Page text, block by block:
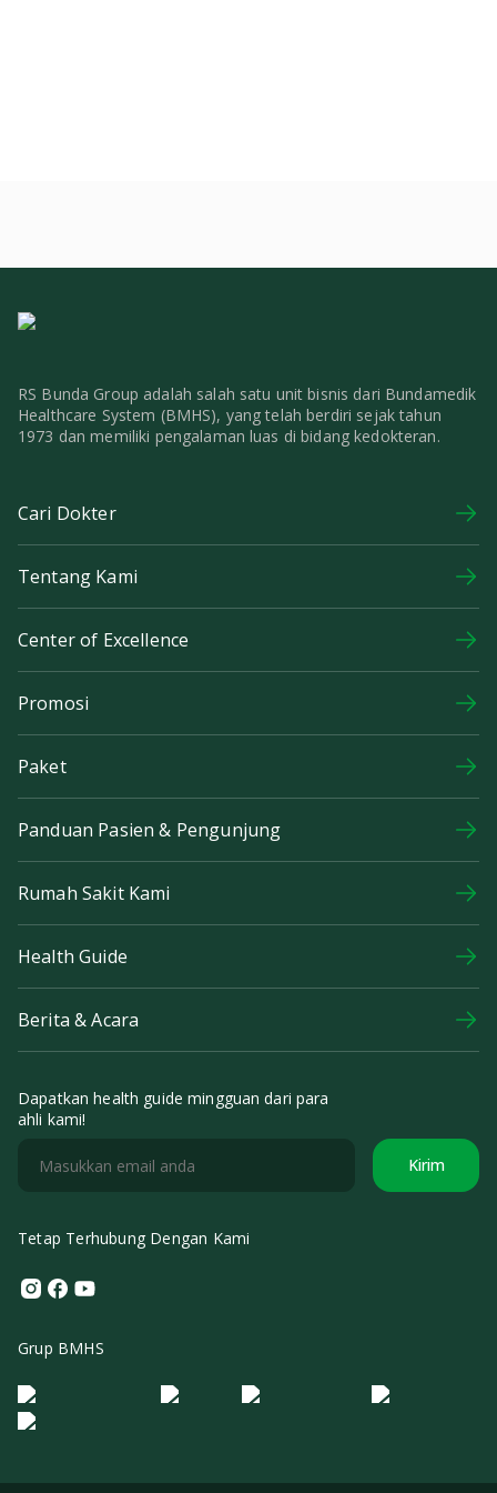
RS Bunda Group adalah salah satu unit bisnis dari Bundamedik
Healthcare System (BMHS), yang telah berdiri sejak tahun
1973 dan memiliki pengalaman luas di bidang kedokteran.
Cari Dokter
Tentang Kami
Center of Excellence
Promosi
Paket
Panduan Pasien & Pengunjung
Rumah Sakit Kami
Health Guide
Berita & Acara
Dapatkan health guide mingguan dari para
ahli kami!
Kirim
Tetap Terhubung Dengan Kami
Instagram
Facebook
Youtube
Grup BMHS
Logo Morula IFV Logo ER
Logo Diagnos
Logo IRSI